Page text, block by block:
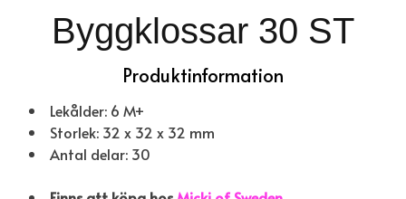
Byggklossar 30 ST
Produktinformation
Lekålder: 6 M+
Storlek: 32 x 32 x 32 mm
Antal delar: 30